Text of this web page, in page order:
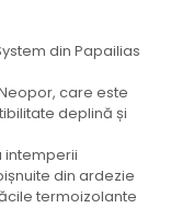
din Papailias
care este
deplină și
intemperii
din ardezie
termoizolante